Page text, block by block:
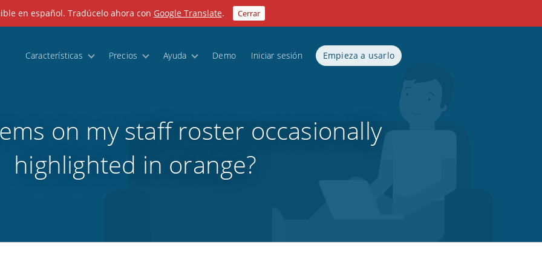
en español. Tradúcelo ahora con Google Translate. Cerrar
Características Precios Ayuda Demo Iniciar sesión Empieza a usarlo
on my staff roster occasionally
highlighted in orange?